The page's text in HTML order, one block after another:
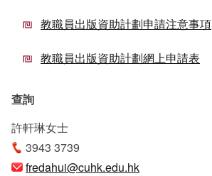
教職員出版資助計劃申請注意事項
教職員出版資助計劃網上申請表
查詢
許軒琳女士
3943 3739
fredahui@cuhk.edu.hk